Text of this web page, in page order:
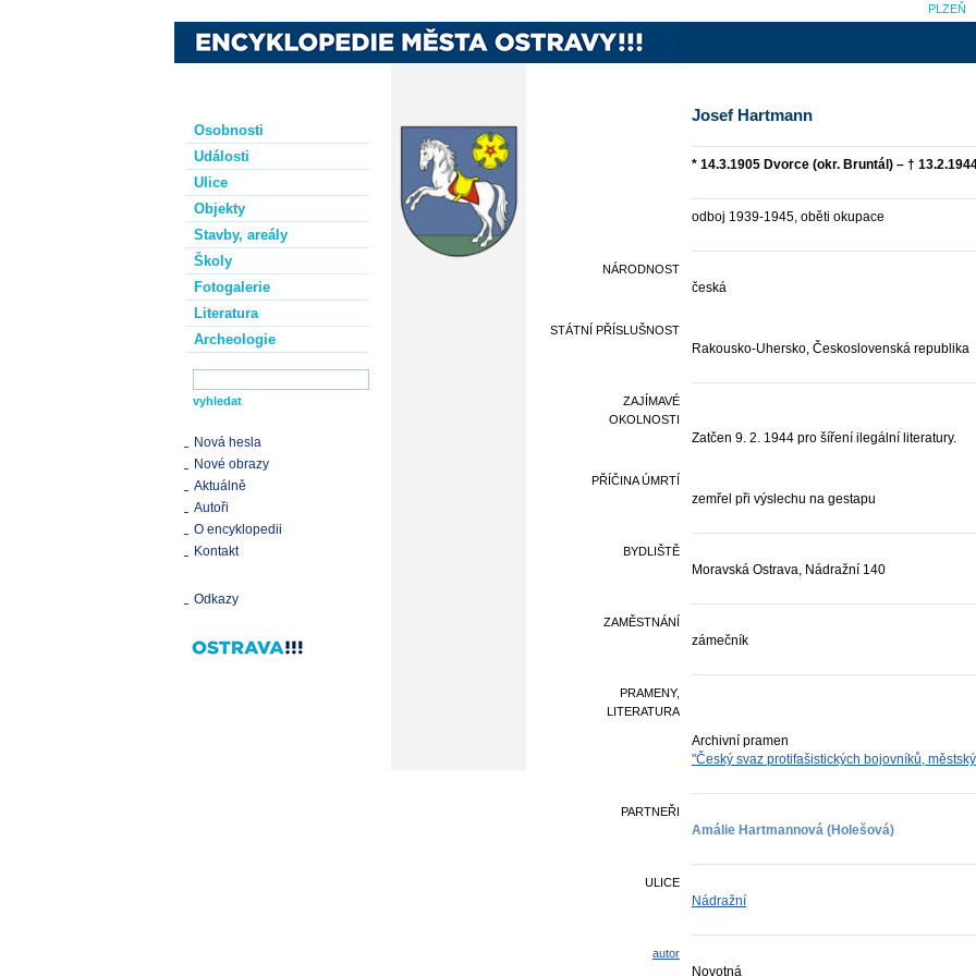
Osobnosti
Události
Ulice
Objekty
Stavby, areály
Školy
Fotogalerie
Literatura
Archeologie
Nová hesla
Nové obrazy
Aktuálně
Autoři
O encyklopedii
Kontakt
Odkazy
Josef Hartmann
* 14.3.1905 Dvorce (okr. Bruntál) – †
odboj 1939-1945, oběti okupace
NÁRODNOST
česká
STÁTNÍ PŘÍSLUŠNOST
Rakousko-Uhersko, Československá republika
ZAJÍMAVÉ
OKOLNOSTI
Zatčen 9. 2. 1944 pro šíření ilegální literatury.
PŘÍČINA ÚMRTÍ
zemřel při výslechu na gestapu
BYDLIŠTĚ
Moravská Ostrava, Nádražní 140
ZAMĚSTNÁNÍ
zámečník
PRAMENY,
LITERATURA
Archivní pramen
"Český svaz protifašistických bojovníků,
PARTNEŘI
Amálie Hartmannová (Holešová)
ULICE
Nádražní
autor
Novotná
PLZEŇ